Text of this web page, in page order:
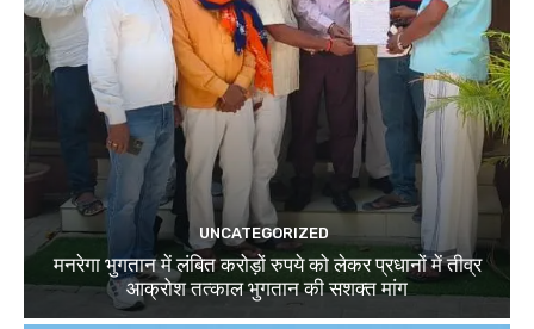
UNCATEGORIZED
मनरेगा भुगतान में लंबित करोड़ों रुपये को लेकर प्रधानों में तीव्र
आक्रोश तत्काल भुगतान की सशक्त मांग